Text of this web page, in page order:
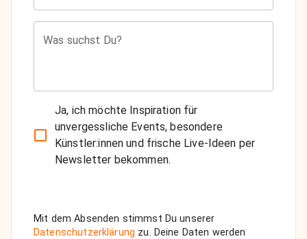
Was suchst Du?
Ja, ich möchte Inspiration für
unvergessliche Events, besondere
Künstler:innen und frische Live-Ideen per
Newsletter bekommen.
Mit dem Absenden stimmst Du unserer
Datenschutzerklärung zu. Deine Daten werden